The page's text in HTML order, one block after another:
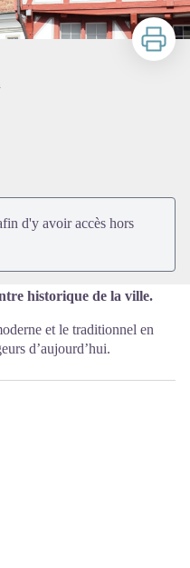
Imprimer
d'y avoir accès hors
historique de la ville.
et le traditionnel en
d’aujourd’hui.